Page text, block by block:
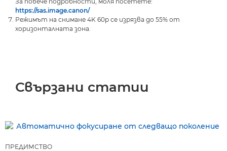
https://sas.image.canon/
Режимът на снимане 4K 60p се изрязва до 55% от
хоризонталната зона.
Свързани статии
ПРЕДИМСТВО